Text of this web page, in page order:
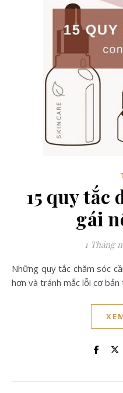
15 quy tắc
gái
1 Tháng
Những quy tắc chăm sóc cần lưu ý để mang lại hiệu quả cao
hơn và tránh mắc lỗi cơ